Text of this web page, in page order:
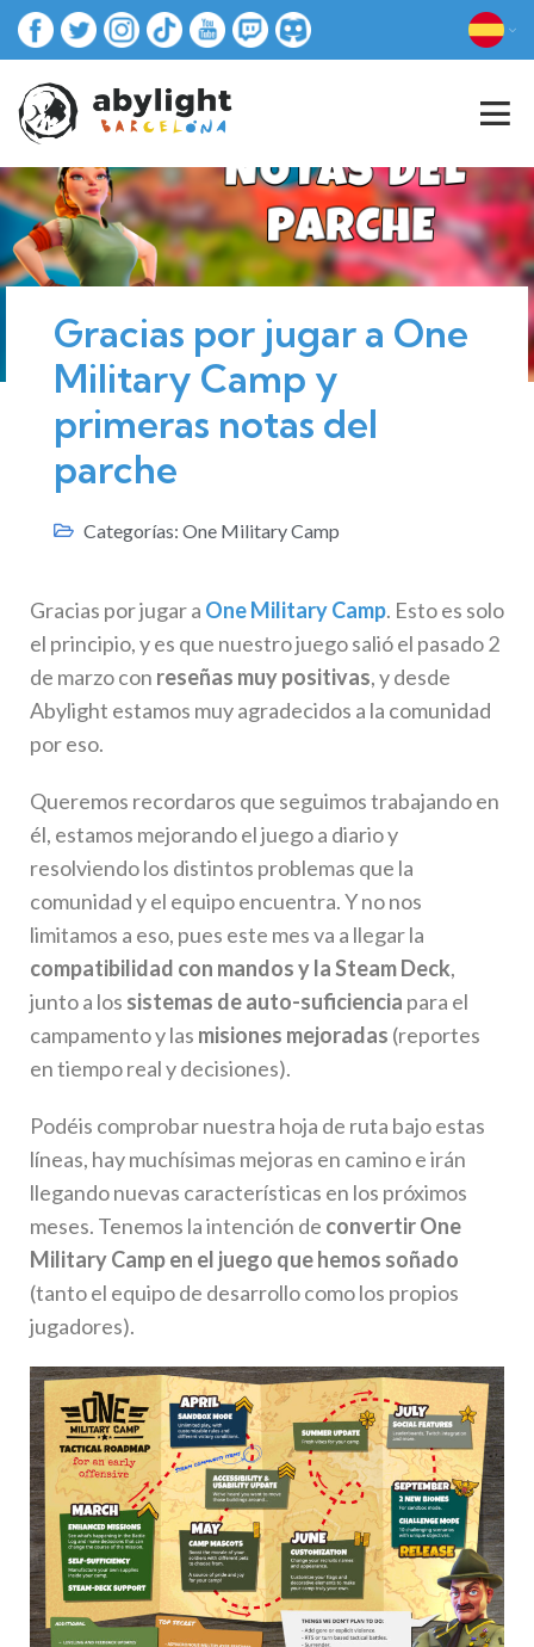
Gracias por jugar a One
Military Camp y
primeras notas del
parche
Categorías: One Military Camp
Gracias por jugar a One Military Camp. Esto es solo
el principio, y es que nuestro juego salió el pasado 2
de marzo con reseñas muy positivas, y desde
Abylight estamos muy agradecidos a la comunidad
por eso.
Queremos recordaros que seguimos trabajando en
él, estamos mejorando el juego a diario y
resolviendo los distintos problemas que la
comunidad y el equipo encuentra. Y no nos
limitamos a eso, pues este mes va a llegar la
compatibilidad con mandos y la Steam Deck,
junto a los sistemas de auto-suficiencia para el
campamento y las misiones mejoradas (reportes
en tiempo real y decisiones).
Podéis comprobar nuestra hoja de ruta bajo estas
líneas, hay muchísimas mejoras en camino e irán
llegando nuevas características en los próximos
meses. Tenemos la intención de convertir One
Military Camp en el juego que hemos soñado
(tanto el equipo de desarrollo como los propios
jugadores).